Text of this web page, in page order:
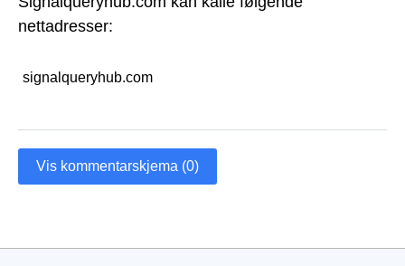
nettadresser:
signalqueryhub.com
Vis kommentarskjema (0)